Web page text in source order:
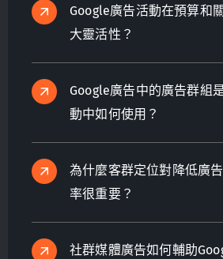
Google廣告活動在預算和
大靈活性？
Google廣告中的廣告群組
動中如何使用？
為什麼客群定位對降低廣
率很重要？
社群媒體廣告如何輔助